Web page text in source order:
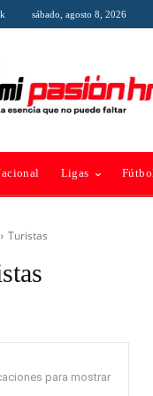
sábado, agosto 8, 2026
Ligas
Turistas
para mostrar